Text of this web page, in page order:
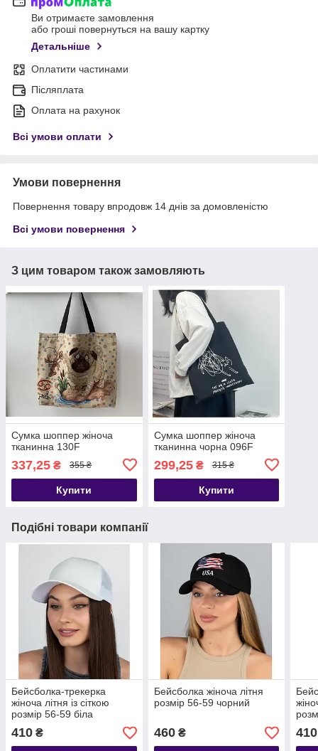
Ви отримаєте замовлення
або гроші повернуться на вашу картку
Детальніше
Оплатити частинами
Післяплата
Оплата на рахунок
Всі умови оплати
Умови повернення
Повернення товару впродовж 14 днів за домовленістю
Всі умови повернення
З цим товаром також замовляють
Сумка шоппер жіноча
тканинна 130F
337,25 ₴ 355 ₴
Купити
Сумка шоппер жіноча
тканинна чорна 096F
299,25₴ 315 ₴
Купити
Подібні товари компанії
Бейсболка-трекерка
жіноча літня із сіткою
розмір 56-59 біла
410 ₴
Бейсболка жіноча літня
розмір 56-59 чорний
460₴ 410